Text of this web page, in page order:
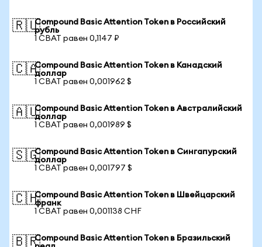
🇷🇺Compound Basic Attention Token в Российский
рубль
1 CBAT равен 0,1147 ₽
🇨🇦Compound Basic Attention Token в Канадский
доллар
1 CBAT равен 0,001962 $
🇦🇺Compound Basic Attention Token в Австралийский
доллар
1 CBAT равен 0,001989 $
🇸🇬Compound Basic Attention Token в Сингапурский
доллар
1 CBAT равен 0,001797 $
🇨🇭Compound Basic Attention Token в Швейцарский
франк
1 CBAT равен 0,001138 CHF
🇧🇷Compound Basic Attention Token в Бразильский